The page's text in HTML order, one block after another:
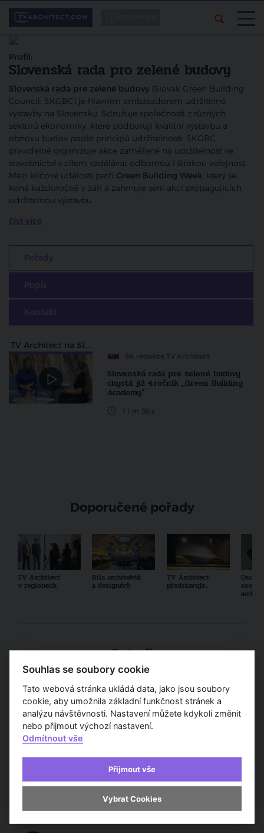
Profil:
Slovenská rada pro zelené budovy
Slovenská rada pre zelené budovy (Slovak Green Building
Council, SKGBC) je hlavním ambasadorem udržitelné
výstavby na Slovensku. Sdružuje společnosti z různých
sektorů ekonomiky, které podporují kvalitní výstavbu a
obnovu budov podle principů udržitelnosti. SKGBC
pravidelně organizuje akce zaměřené na udržitelnost ve
stavebnictví s cílem vzdělávat odbornou i širokou veřejnost.
Mezi klíčové události patří Green Building Week, který se
koná každoročně v září a zahrnuje sérii akcí propagujících
udržitelnou výstavbu.
číst více
Pořady
Popis
Kontakt
TV Architect na Slovensku
SK redakce TV Architect
Slovenská rada pre zelené budovy
chystá již 4.ročník ,,Green Building
Academy"
11 m 50 s
Doporučené pořady
TV Architect
v regionech
Díla architektů
a designérů
TV Architect
představuje...
Partneři
Odborní partneři
Souhlas se soubory cookie
Tato webová stránka ukládá data, jako jsou soubory
cookie, aby umožnila základní funkčnost stránek a
analýzu návštěvnosti. Nastavení můžete kdykoli změnit
nebo přijmout výchozí nastavení.
Odmítnout vše
Přijmout vše
Vybrat Cookies